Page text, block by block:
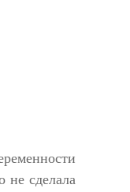
не сделала